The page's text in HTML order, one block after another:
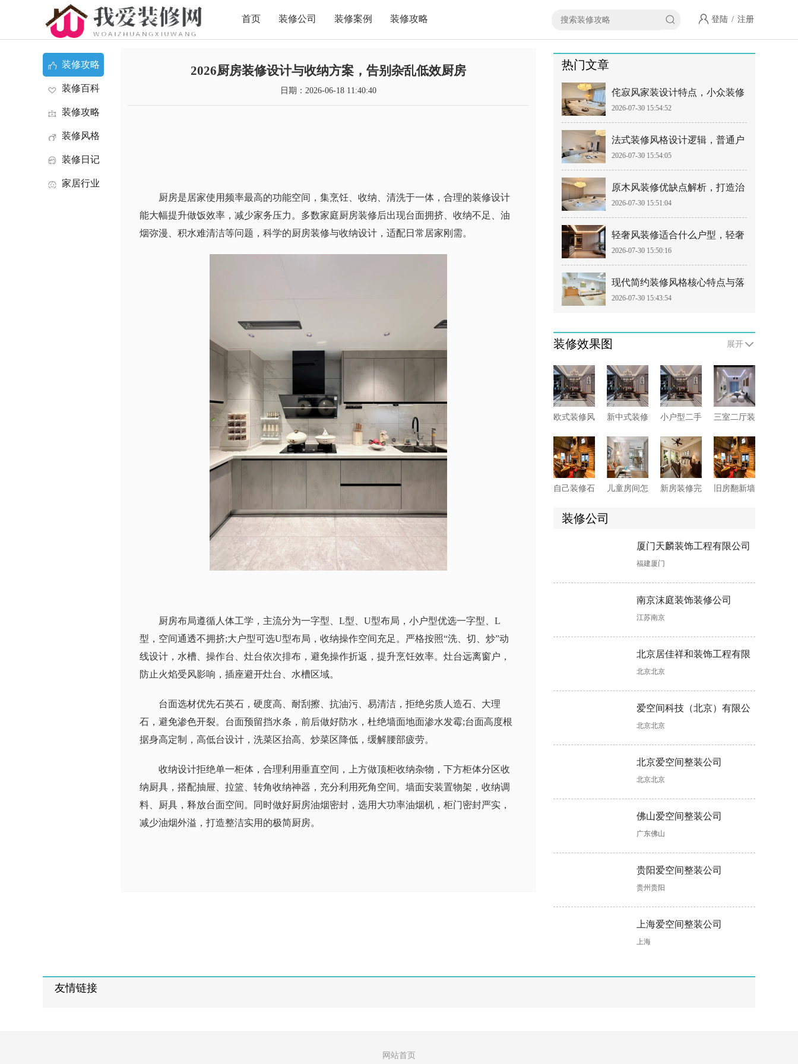
首页 装修公司 装修案例 装修攻略 登陆 / 注册
装修攻略
装修百科
装修攻略
装修风格
装修日记
家居行业
2026厨房装修设计与收纳方案，告别杂乱低效厨房
日期：2026-06-18 11:40:40
厨房是居家使用频率最高的功能空间，集烹饪、收纳、清洗于一体，合理的装修设计
能大幅提升做饭效率，减少家务压力。多数家庭厨房装修后出现台面拥挤、收纳不足、油
烟弥漫、积水难清洁等问题，科学的厨房装修与收纳设计，适配日常居家刚需。
厨房布局遵循人体工学，主流分为一字型、L型、U型布局，小户型优选一字型、L
型，空间通透不拥挤;大户型可选U型布局，收纳操作空间充足。严格按照“洗、切、炒”动
线设计，水槽、操作台、灶台依次排布，避免操作折返，提升烹饪效率。灶台远离窗户，
防止火焰受风影响，插座避开灶台、水槽区域。
台面选材优先石英石，硬度高、耐刮擦、抗油污、易清洁，拒绝劣质人造石、大理
石，避免渗色开裂。台面预留挡水条，前后做好防水，杜绝墙面地面渗水发霉;台面高度根
据身高定制，高低台设计，洗菜区抬高、炒菜区降低，缓解腰部疲劳。
收纳设计拒绝单一柜体，合理利用垂直空间，上方做顶柜收纳杂物，下方柜体分区收
纳厨具，搭配抽屉、拉篮、转角收纳神器，充分利用死角空间。墙面安装置物架，收纳调
料、厨具，释放台面空间。同时做好厨房油烟密封，选用大功率油烟机，柜门密封严实，
减少油烟外溢，打造整洁实用的极简厨房。
热门文章
侘寂风家装设计特点，小众装修
风格落地指南
2026-07-30 15:54:52
法式装修风格设计逻辑，普通户
型如何落地法式风
2026-07-30 15:54:05
原木风装修优缺点解析，打造治
愈系居家空间
2026-07-30 15:51:04
轻奢风装修适合什么户型，轻奢
风设计避坑要点
2026-07-30 15:50:16
现代简约装修风格核心特点与落
地搭配技巧
2026-07-30 15:43:54
装修效果图 展开
欧式装修风
要注意的？
新中式装修
合传统与现
代元素?
小户型二手
房?二手房
收房注意事
项须知
三室二厅装
哪些防水施
工细节?这6
点先看一看
自己装修石
装?两大方
儿童房间怎
些软装技巧
新房装修完
旧房翻新墙
案!
意事项?这
老房子翻新
省钱?这些
具体做法可
助力!
洗手间装修
防水?具体
步骤如下!
入这些软装
设计元素!
含哪些?
如何收房，
收房注意事
没有“猫
全包装修多
少钱?装修
报价存在个
混搭装修怎
么设计?有
两个设计思
婚房装修木
工项目不可
装修公司
厦门天麟装饰工程有限公司
福建厦门
南京沫庭装饰装修公司
江苏南京
北京居佳祥和装饰工程有限
公司
北京北京
爱空间科技（北京）有限公
司
北京北京
北京爱空间整装公司
北京北京
佛山爱空间整装公司
广东佛山
贵阳爱空间整装公司
贵州贵阳
上海爱空间整装公司
上海
友情链接
网站首页